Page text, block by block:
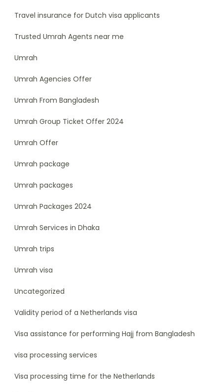
Travel insurance for Dutch visa applicants
Trusted Umrah Agents near me
Umrah
Umrah Agencies Offer
Umrah From Bangladesh
Umrah Group Ticket Offer 2024
Umrah Offer
Umrah package
Umrah packages
Umrah Packages 2024
Umrah Services in Dhaka
Umrah trips
Umrah visa
Uncategorized
Validity period of a Netherlands visa
Visa assistance for performing Hajj from Bangladesh
visa processing services
Visa processing time for the Netherlands